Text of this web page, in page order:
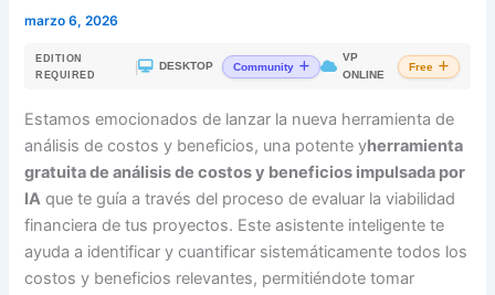
marzo 6, 2026
EDITION
REQUIRED
| DESKTOP Community
VP
ONLINE
Free
Estamos emocionados de lanzar la nueva herramienta de
análisis de costos y beneficios, una potente yherramienta
gratuita de análisis de costos y beneficios impulsada por
IA que te guía a través del proceso de evaluar la viabilidad
financiera de tus proyectos. Este asistente inteligente te
ayuda a identificar y cuantificar sistemáticamente todos los
costos y beneficios relevantes, permitiéndote tomar